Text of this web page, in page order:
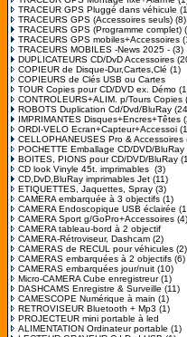
TRACEUR GPS Pluggé dans véhicule
TRACEURS GPS (Accessoires seuls) (8)
TRACEURS GPS (Programme complet)
TRACEURS GPS mobiles+Accessoires
TRACEURS MOBILES -News 2025 - (3)
DUPLICATEURS CD/DvD Accessoires
COPIEUR de Disque-Dur,Cartes,Clé (1)
COPIEURS de Clés USB ou Cartes
TOUR Copies pour CD/DVD ex. Démo
CONTROLEURS+ALIM. p/Tours Copies
ROBOTS Duplication Cd/Dvd/BluRay
IMPRIMANTES Disques+Encres+Têtes
ORDI-VELO Ecran+Capteur+Accessoi
CELLOPHANEUSES Pro & Accessoires
POCHETTE Emballage CD/DVD/BluRay
BOITES, PIONS pour CD/DVD/BluRay
CD look Vinyle 45t. imprimables (3)
CD,DvD,BluRay imprimables Jet (11)
ETIQUETTES, Jaquettes, Spray (3)
CAMERA embarquée à 3 objectifs (1)
CAMERA Endoscopique USB éclairée
CAMERA Sport g/GoPro+Accessoires (4)
CAMERA tableau-bord à 2 objectif
CAMERA-Rétroviseur, Dashcam (2)
CAMERAS de RECUL pour véhicules (2)
CAMERAS embarquées à 2 objectifs (6)
CAMERAS embarquées jour/nuit (10)
Micro-CAMERA Cube enregistreur(1)
DASHCAMS Enregistre & Surveille (11)
CAMESCOPE Numérique à main (1)
RETROVISEUR Bluetooth + Mp3 (1)
PROJECTEUR mini portable à led
ALIMENTATION Ordinateur portable (1)